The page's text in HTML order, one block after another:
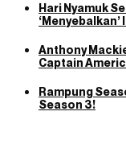
Hari Nyamuk
Anthony
Captain
Rampung
Season 3!